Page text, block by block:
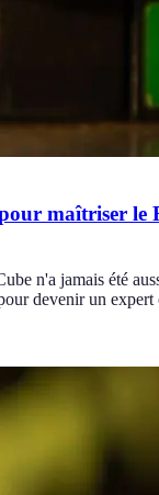
maîtriser le
n'a jamais été
devenir un expert